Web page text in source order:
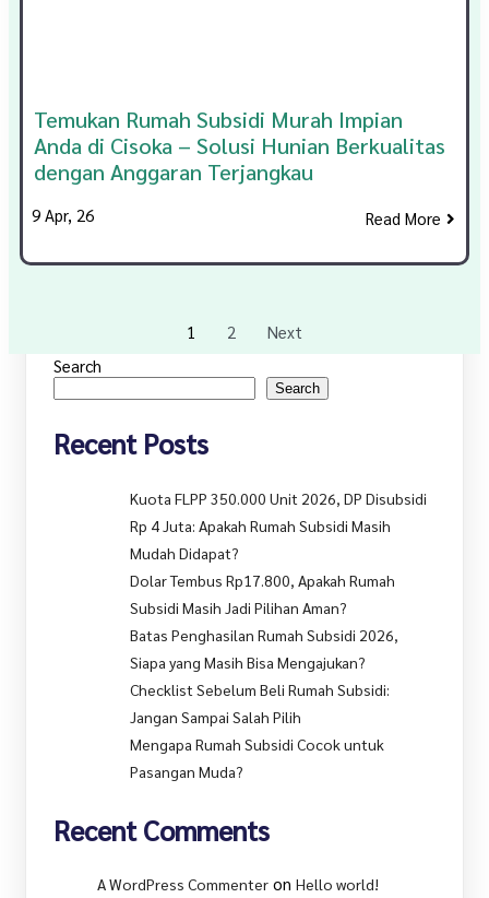
Temukan Rumah Subsidi Murah Impian
Anda di Cisoka – Solusi Hunian Berkualitas
dengan Anggaran Terjangkau
9 Apr, 26 Read More
1 2
Next
Search
Search
Recent Posts
Kuota FLPP 350.000 Unit 2026, DP Disubsidi
Rp 4 Juta: Apakah Rumah Subsidi Masih
Mudah Didapat?
Dolar Tembus Rp17.800, Apakah Rumah
Subsidi Masih Jadi Pilihan Aman?
Batas Penghasilan Rumah Subsidi 2026,
Siapa yang Masih Bisa Mengajukan?
Checklist Sebelum Beli Rumah Subsidi:
Jangan Sampai Salah Pilih
Mengapa Rumah Subsidi Cocok untuk
Pasangan Muda?
Recent Comments
A WordPress Commenter on Hello world!